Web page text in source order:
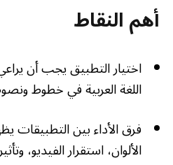
أهم النقاط
اختيار التطبيق يجب أن
اللغة العربية في خطوط
فرق الأداء بين
الألوان، استقرار الفيديو،